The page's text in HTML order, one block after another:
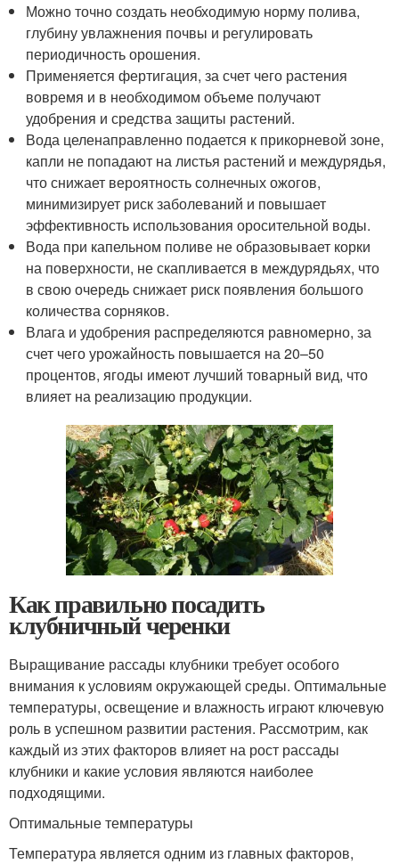
Можно точно создать необходимую норму полива,
глубину увлажнения почвы и регулировать
периодичность орошения.
Применяется фертигация, за счет чего растения
вовремя и в необходимом объеме получают
удобрения и средства защиты растений.
Вода целенаправленно подается к прикорневой зоне,
капли не попадают на листья растений и междурядья,
что снижает вероятность солнечных ожогов,
минимизирует риск заболеваний и повышает
эффективность использования оросительной воды.
Вода при капельном поливе не образовывает корки
на поверхности, не скапливается в междурядьях, что
в свою очередь снижает риск появления большого
количества сорняков.
Влага и удобрения распределяются равномерно, за
счет чего урожайность повышается на 20–50
процентов, ягоды имеют лучший товарный вид, что
влияет на реализацию продукции.
Как правильно посадить
клубничный черенки
Выращивание рассады клубники требует особого
внимания к условиям окружающей среды. Оптимальные
температуры, освещение и влажность играют ключевую
роль в успешном развитии растения. Рассмотрим, как
каждый из этих факторов влияет на рост рассады
клубники и какие условия являются наиболее
подходящими.
Оптимальные температуры
Температура является одним из главных факторов,